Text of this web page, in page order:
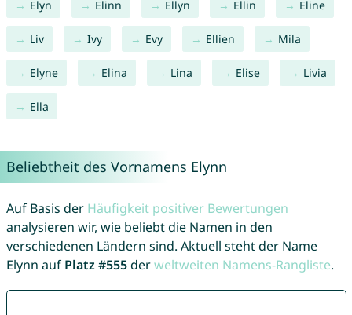
Elyn Elinn Ellyn Ellin Eline
Liv Ivy Evy Ellien Mila
Elyne Elina Lina Elise Livia
Ella
Beliebtheit des Vornamens Elynn
Auf Basis der Häufigkeit positiver Bewertungen
analysieren wir, wie beliebt die Namen in den
verschiedenen Ländern sind. Aktuell steht der Name
Elynn auf Platz #555derweltweiten Namens-Rangliste.